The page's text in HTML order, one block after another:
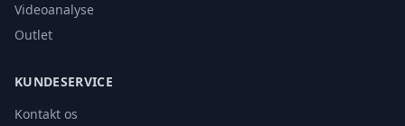
Videoanalyse
Outlet
KUNDESERVICE
Kontakt os